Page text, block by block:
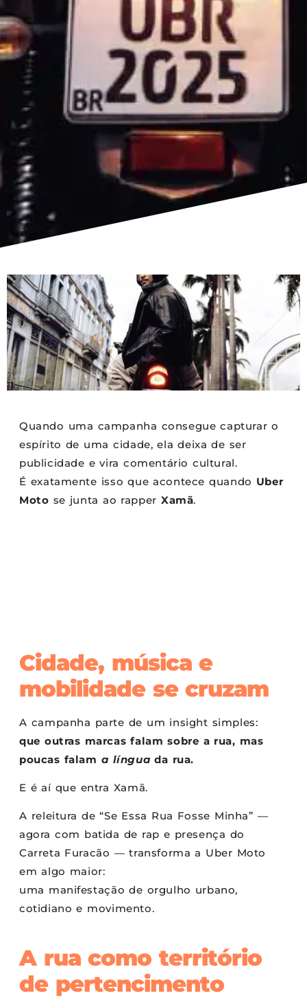
Quando uma campanha consegue capturar o
espírito de uma cidade, ela deixa de ser
publicidade e vira comentário cultural.
É exatamente isso que acontece quando Uber
Moto se junta ao rapper Xamã.
Cidade, música e
mobilidade se cruzam
A campanha parte de um insight simples:
que outras marcas falam sobre a rua, mas
poucas falam a língua da rua.
E é aí que entra Xamã.
A releitura de “Se Essa Rua Fosse Minha” —
agora com batida de rap e presença do
Carreta Furacão — transforma a Uber Moto
em algo maior:
uma manifestação de orgulho urbano,
cotidiano e movimento.
A rua como território
de pertencimento